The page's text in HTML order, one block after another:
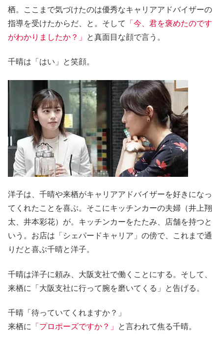
栖。ここまで気づけたのは優秀なキャリアアドバイザーの
指導を受けたからだ、と。そして
「今、君を褒めたのです
がわかりましたか？」
と真面目な顔で言う。
千晴は「はい」と笑顔。
洋子は、千晴や来栖がキャリアアドバイザーを好きになっ
てくれたことを喜ぶ。そこにキッチンカーの夫婦（井上翔
太、井本彩花）が。キッチンカーをたたみ、店舗を持つと
いう。お店は「シェパードキャリア」の傍で、これまで通
りだと喜ぶ千晴と洋子。
千晴は洋子に頼み、大阪支社で働くことにする。そして、
来栖に「大阪支社に行って腕を磨いてくる」と告げる。
千晴「待っていてくれますか？」
来栖に
「プロポーズですか？」 と言われて焦る千晴。